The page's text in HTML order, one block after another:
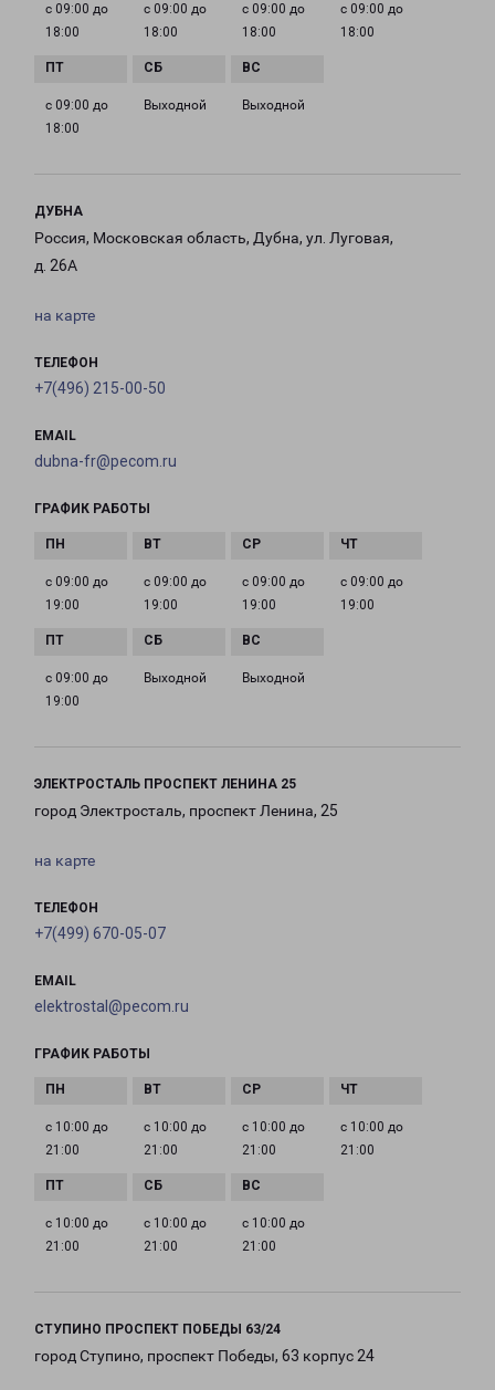
с 09:00 до
18:00
с 09:00 до
18:00
с 09:00 до
18:00
с 09:00 до
18:00
с 09:00 до
18:00
Выходной Выходной
ДУБНА
Россия, Московская область, Дубна, ул. Луговая,
д. 26А
на карте
ТЕЛЕФОН
+7(496) 215-00-50
EMAIL
dubna-fr@pecom.ru
ГРАФИК РАБОТЫ
с 09:00 до
19:00
с 09:00 до
19:00
с 09:00 до
19:00
с 09:00 до
19:00
с 09:00 до
19:00
Выходной Выходной
ЭЛЕКТРОСТАЛЬ ПРОСПЕКТ ЛЕНИНА 25
город Электросталь, проспект Ленина, 25
на карте
ТЕЛЕФОН
+7(499) 670-05-07
EMAIL
elektrostal@pecom.ru
ГРАФИК РАБОТЫ
с 10:00 до
21:00
с 10:00 до
21:00
с 10:00 до
21:00
с 10:00 до
21:00
с 10:00 до
21:00
с 10:00 до
21:00
с 10:00 до
21:00
СТУПИНО ПРОСПЕКТ ПОБЕДЫ 63/24
город Ступино, проспект Победы, 63 корпус 24